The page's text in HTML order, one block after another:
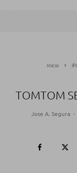
Inicio
TOMTOM
Jose A. Segura ·